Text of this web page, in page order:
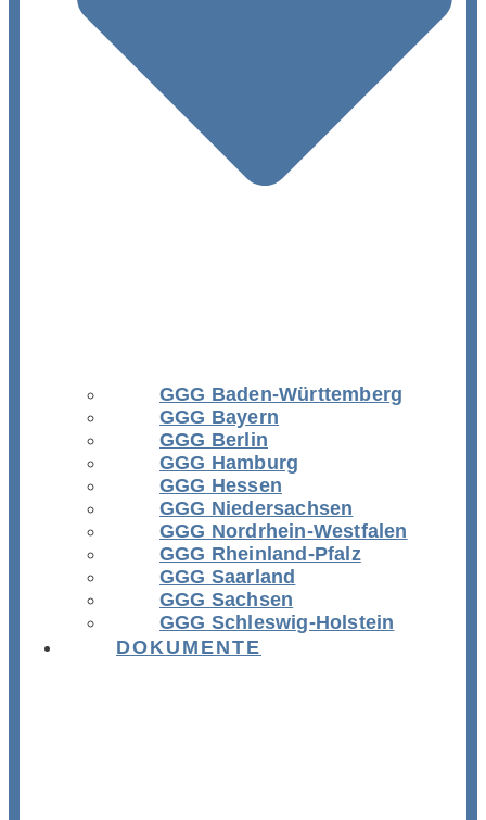
GGG Baden-Württemberg
GGG Bayern
GGG Berlin
GGG Hamburg
GGG Hessen
GGG Niedersachsen
GGG Nordrhein-Westfalen
GGG Rheinland-Pfalz
GGG Saarland
GGG Sachsen
GGG Schleswig-Holstein
DOKUMENTE